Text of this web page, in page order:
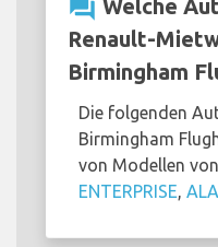
question_answer Welche
Renault-
Birmingham
Die folgenden
Birmingham
von Modellen
ENTERPRISE,